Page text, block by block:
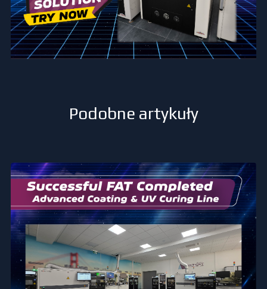
Podobne artykuły